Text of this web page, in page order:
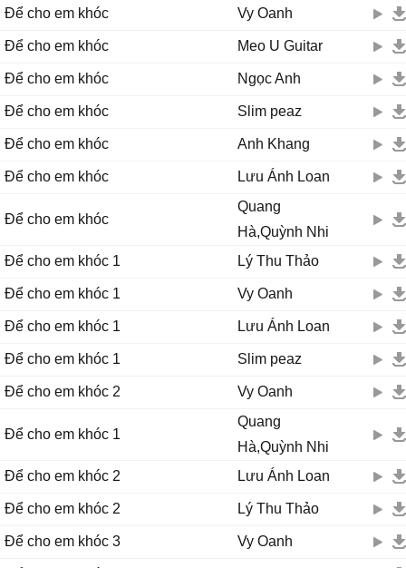
Mà sao trái tim em đau thế này
*****
Ta cũng không thể nào đi chung đôi
Vậy là em sai sai từ khi lúc đầu
Có bao giờ anh nghĩ về em? Về những đắng cay em đang gánh chịu
Có bao giờ trong mơ vội vã nhìn không thấy em anh đã đi tìm?
Như em từng mơ, em từng khóc vì anh.
Mà sao trái tim em đau thế này
Một lần sau cuối em sẽ thôi khóc vì anh.
Có bao giờ anh nghĩ về em? Về những đắng cay em đang gánh chịu
Từng ngày trôi qua những nỗi đau không phai nhoà
Có bao giờ trong mơ vội vã nhìn không thấy em anh đã đi tìm?
Cố dối lòng tỏ ra mạnh mẽ
Mà sao trái tim em đau thế này
Một lần sau cuối em sẽ thôi khóc vì anh.
Để cho em khóc Vy Oanh
Để cho em khóc Meo U Guitar
Để cho em khóc Ngọc Anh
Để cho em khóc Slim peaz
Để cho em khóc Anh Khang
Để cho em khóc Lưu Ánh Loan
Để cho em khóc
Quang
Hà,Quỳnh Nhi
Để cho em khóc 1
Lý Thu Thảo
Để cho em khóc 1 Vy Oanh
Để cho em khóc 1 Lưu Ánh Loan
Để cho em khóc 1 Slim peaz
Để cho em khóc 2 Vy Oanh
Để cho em khóc 1
Quang
Hà,Quỳnh Nhi
Để cho em khóc 2
Lưu Ánh Loan
Để cho em khóc 2 Lý Thu Thảo
Để cho em khóc 3 Vy Oanh